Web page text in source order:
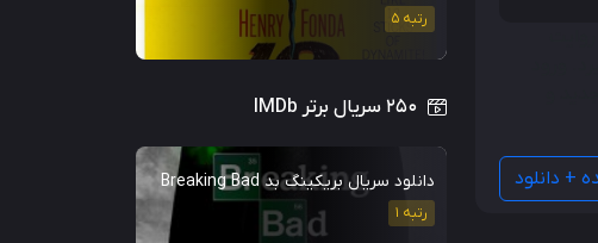
+ دانلود
رتبه 5
دانلود سریال بریکینگ بد Breaking Bad
رتبه 1